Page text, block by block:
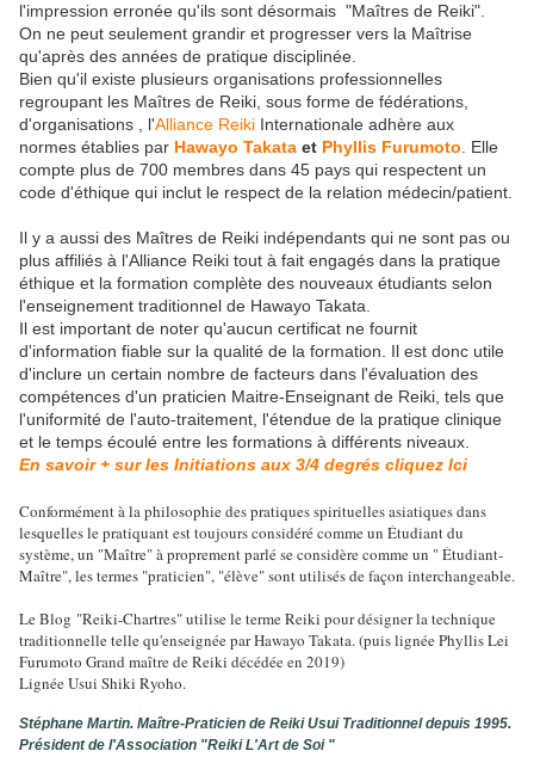
l'impression erronée qu'ils sont désormais "Maîtres de Reiki".
On ne peut seulement grandir et progresser vers la Maîtrise
qu'après des années de pratique disciplinée.
Bien qu'il existe plusieurs organisations professionnelles
regroupant les Maîtres de Reiki, sous forme de fédérations,
d'organisations , l'Alliance Reiki Internationale adhère aux
normes établies par Hawayo Takata et Phyllis Furumoto . Elle
compte plus de 700 membres dans 45 pays qui respectent un
code d'éthique qui inclut le respect de la relation médecin/patient.
Il y a aussi des Maîtres de Reiki indépendants qui ne sont pas ou
plus affiliés à l'Alliance Reiki tout à fait engagés dans la pratique
éthique et la formation complète des nouveaux étudiants selon
l'enseignement traditionnel de Hawayo Takata.
Il est important de noter qu'aucun certificat ne fournit
d'information fiable sur la qualité de la formation. Il est donc utile
d'inclure un certain nombre de facteurs dans l'évaluation des
compétences d'un praticien Maitre-Enseignant de Reiki, tels que
l'uniformité de l'auto-traitement, l'étendue de la pratique clinique
et le temps écoulé entre les formations à différents niveaux.
En savoir + sur les Initiations aux 3/4 degrés cliquez Ici
Conformément à la philosophie des pratiques spirituelles asiatiques dans
lesquelles le pratiquant est toujours considéré comme un Étudiant du
système, un "Maître" à proprement parlé se considère comme un " Étudiant-
Maître", les termes "praticien", "élève" sont utilisés de façon interchangeable.
Le Blog "Reiki-Chartres" utilise le terme Reiki pour désigner la technique
traditionnelle telle qu'enseignée par Hawayo Takata. (puis lignée Phyllis Lei
Furumoto Grand maître de Reiki décédée en 2019)
Lignée Usui Shiki Ryoho.
Stéphane Martin. Maître-Praticien de Reiki Usui Traditionnel depuis 1995.
Président de l'Association "Reiki L'Art de Soi "